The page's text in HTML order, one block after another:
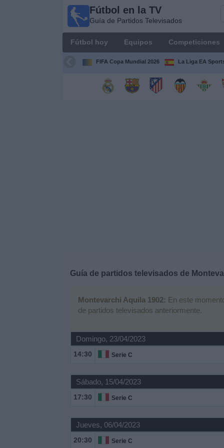
Fútbol en la TV
Guía de Partidos Televisados
Fútbol hoy Equipos Competiciones
FIFA Copa Mundial 2026 La Liga EA
Guía de partidos televisados de
Montevarchi Aquila 1902: En este
de partidos televisados anteriormente.
Domingo, 23/04/2023
14:30 Serie C
Sábado, 15/04/2023
17:30 Serie C
Jueves, 06/04/2023
20:30 Serie C